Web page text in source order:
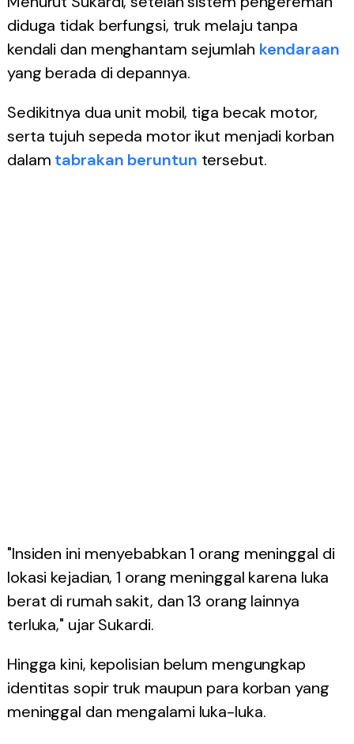
diduga tidak berfungsi, truk melaju tanpa
kendali dan menghantam sejumlah kendaraan
yang berada di depannya.
Sedikitnya dua unit mobil, tiga becak motor,
serta tujuh sepeda motor ikut menjadi korban
dalam tabrakan beruntun tersebut.
"Insiden ini menyebabkan 1 orang meninggal di
lokasi kejadian, 1 orang meninggal karena luka
berat di rumah sakit, dan 13 orang lainnya
terluka," ujar Sukardi.
Hingga kini, kepolisian belum mengungkap
identitas sopir truk maupun para korban yang
meninggal dan mengalami luka-luka.